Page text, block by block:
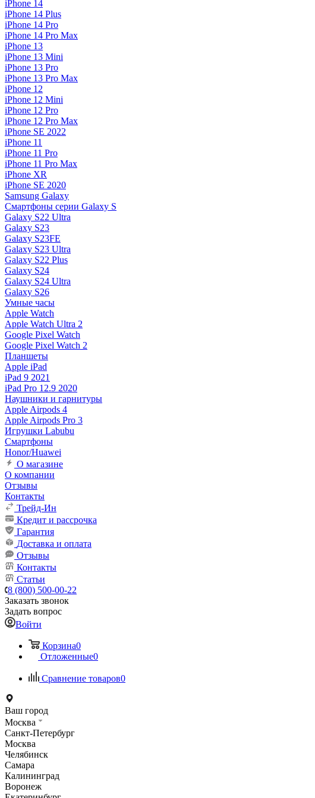
iPhone 14
iPhone 14 Plus
iPhone 14 Pro
iPhone 14 Pro Max
iPhone 13
iPhone 13 Mini
iPhone 13 Pro
iPhone 13 Pro Max
iPhone 12
iPhone 12 Mini
iPhone 12 Pro
iPhone 12 Pro Max
iPhone SE 2022
iPhone 11
iPhone 11 Pro
iPhone 11 Pro Max
iPhone XR
iPhone SE 2020
Samsung Galaxy
Смартфоны серии Galaxy S
Galaxy S22 Ultra
Galaxy S23
Galaxy S23FE
Galaxy S23 Ultra
Galaxy S22 Plus
Galaxy S24
Galaxy S24 Ultra
Galaxy S26
Умные часы
Apple Watch
Apple Watch Ultra 2
Google Pixel Watch
Google Pixel Watch 2
Планшеты
Apple iPad
iPad 9 2021
iPad Pro 12.9 2020
Наушники и гарнитуры
Apple Airpods 4
Apple Airpods Pro 3
Игрушки Labubu
Смартфоны
Honor/Huawei
О магазине
О компании
Отзывы
Контакты
Трейд-Ин
Кредит и рассрочка
Гарантия
Доставка и оплата
Отзывы
Контакты
Статьи
8 (800) 500-00-22
Заказать звонок
Задать вопрос
Войти
Корзина0
Отложенные0
Сравнение товаров0
Ваш город
Москва
Санкт-Петербург
Москва
Челябинск
Самара
Калининград
Воронеж